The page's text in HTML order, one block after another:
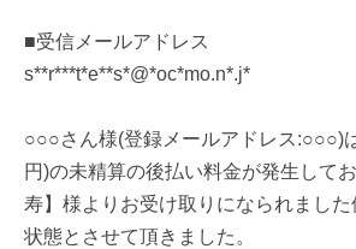
■受信メールアドレス
s**r***t*e**s*@*oc*mo.n*.j*
○○○さん様(登録メールアドレス:○○○)
円)の未精算の後払い料金が発生して
寿】様よりお受け取りになられまし
状態とさせて頂きました。